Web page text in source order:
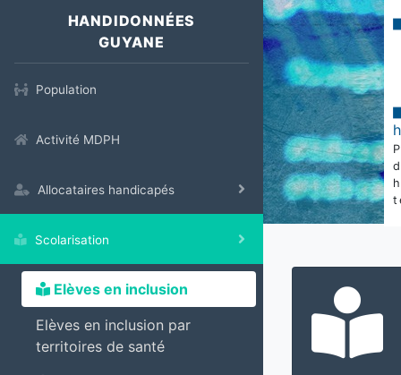
HANDIDONNÉES
GUYANE
Population
Activité MDPH
Allocataires handicapés
Scolarisation
Elèves en inclusion
Elèves en inclusion par
territoires de santé